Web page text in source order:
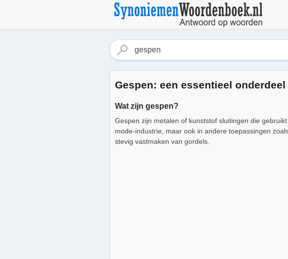
Gespen: een essentieel
Wat zijn gespen?
Gespen zijn metalen of kunststof sluitingen die
mode-industrie, maar ook in andere toepassingen
stevig vastmaken van gordels.